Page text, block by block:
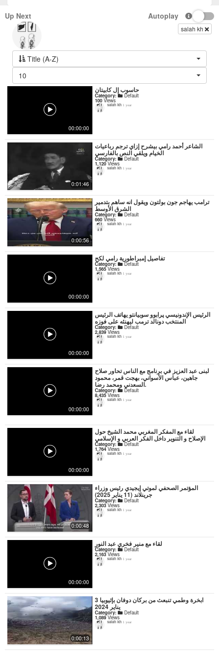
Up Next Autoplay
salah kh
Title (A-Z)
10
00:00:00
حاسوب إل كابيتان
Category: Default
100 Views
salah kh 1 year
0:01:46
‏الشاعر أحمد رامي بيشرح إزاي ترجم رباعيات
الخيام ويلقي النص بالفارسي
Category: Default
1,120Views
salah kh 1 year
0:00:56
ترامب يهاجم جون بولتون ويقول انه ساهم بتدمير
الشرق الأوسط
Category: Default
660 Views
salah kh 1 year
00:00:00
تفاصيل إمبراطورية رامي لكح
Category: Default
1,565Views
salah kh 1 year
00:00:00
الرئيس الإندونيسي پرابوو سوبيانتو يهاتف الرئيس
المنتخب دونالد ترمب ليهنئه على فوزه
Category: Default
2,839Views
salah kh 1 year
00:00:00
لبنى عبد العزيز في برنامج مع الناس تحاور صلاح
جاهين، عباس الأسواني، بهجت قمر، محمود
السعدني ومحمد رضا.
Category: Default
8,435Views
salah kh 1 year
00:00:00
لقاء مع المفكر المغربي محمد الشيخ حول
الإصلاح و التنوير داخل الفكر العربي و الإسلامي
Category: Default
1,764Views
salah kh 1 year
0:00:48
المؤتمر الصحفي لموتي إيجيدي رئيس وزراء
جرينلاند (11 يناير 2025)
Category: Default
2,303Views
salah kh 1 year
00:00:00
لقاء مع منير فخري عبد النور
Category: Default
2,163Views
salah kh 1 year
0:00:13
ابخرة وطمي تنبعث من بركان دوفان بإثيوبيا 3
يناير 2024
Category: Default
1,089Views
salah kh 1 year